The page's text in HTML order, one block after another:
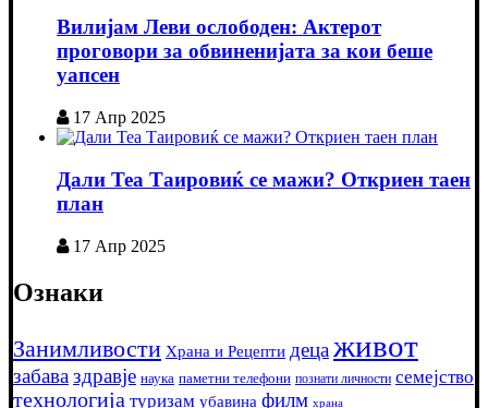
Вилијам Леви ослободен: Актерот
проговори за обвиненијата за кои беше
уапсен
17 Апр 2025
Дали Теа Таировиќ се мажи? Откриен таен
план
17 Апр 2025
Ознаки
Занимливости Храна и Рецепти децаживот
забаваздравје наука паметни телефони познати личности семејство
технологија туризам убавина филм храна